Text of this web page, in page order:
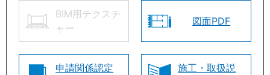
BIM用テクスチ
ャー
図面PDF
申請関係認定
施工・取扱説